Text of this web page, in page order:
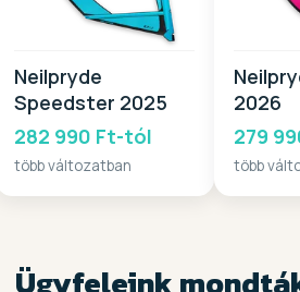
Neilpryde
Speedster 2025
282 990 Ft-tól
több változatban
2026
279
több